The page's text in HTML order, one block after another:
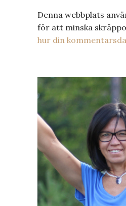
Denna webbplats
för att minska
hur din